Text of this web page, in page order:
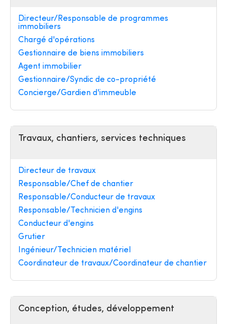
Directeur/Responsable de programmes
immobiliers
Chargé d'opérations
Gestionnaire de biens immobiliers
Agent immobilier
Gestionnaire/Syndic de co-propriété
Concierge/Gardien d'immeuble
Travaux, chantiers, services techniques
Directeur de travaux
Responsable/Chef de chantier
Responsable/Conducteur de travaux
Responsable/Technicien d'engins
Conducteur d'engins
Grutier
Ingénieur/Technicien matériel
Coordinateur de travaux/Coordinateur de chantier
Conception, études, développement